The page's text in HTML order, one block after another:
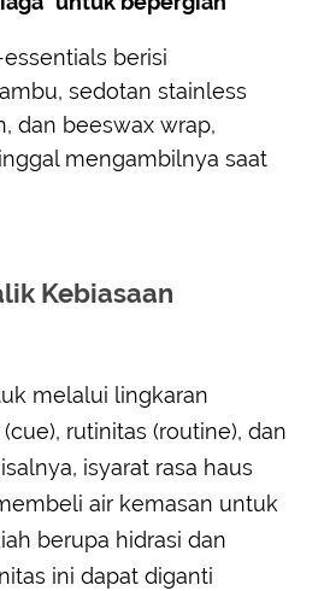
berisi
sedotan stainless
dan beeswax wrap,
mengambilnya saat
Kebiasaan
melalui lingkaran
rutinitas (routine), dan
isyarat rasa haus
air kemasan untuk
berupa hidrasi dan
ini dapat diganti